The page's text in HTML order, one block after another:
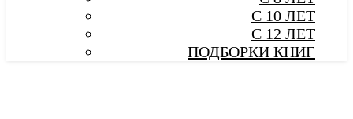
С 10 ЛЕТ
С 12 ЛЕТ
ПОДБОРКИ КНИГ